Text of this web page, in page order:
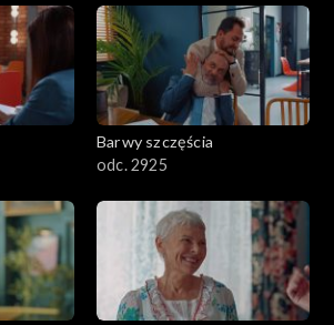
Barwy szczęścia
odc. 2925